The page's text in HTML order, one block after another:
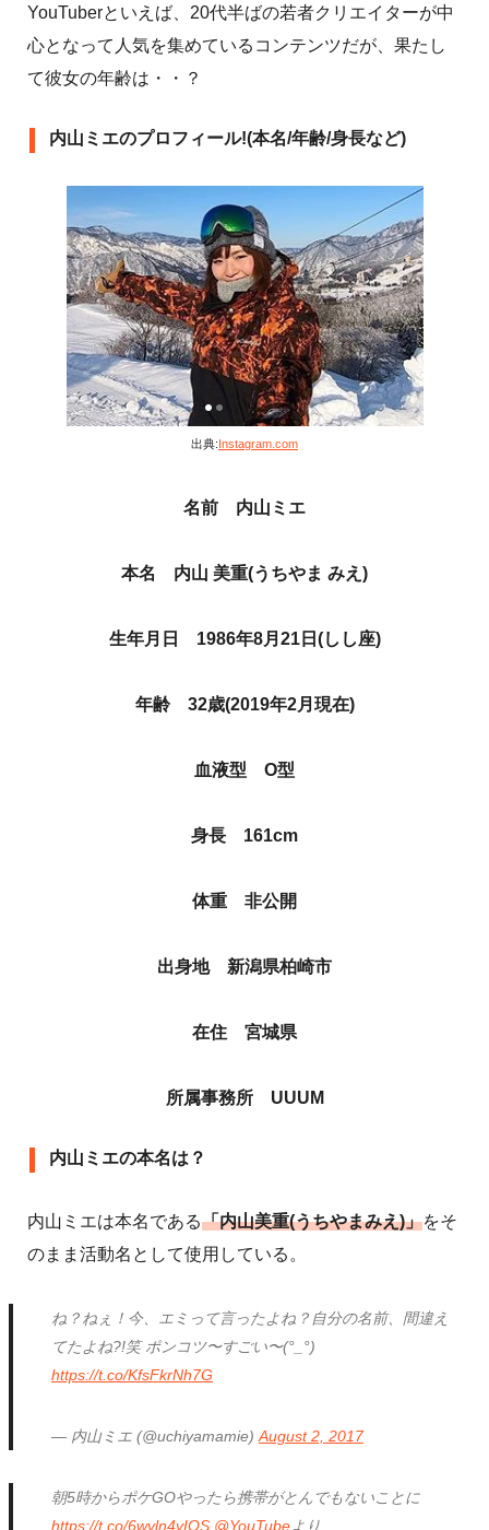
YouTuberといえば、20代半ばの若者クリエイターが中
心となって人気を集めているコンテンツだが、果たし
て彼女の年齢は・・？
内山ミエのプロフィール!(本名/年齢/身長など)
出典:Instagram.com
名前 内山ミエ
本名 内山 美重(うちやま みえ)
生年月日 1986年8月21日(しし座)
年齢 32歳(2019年2月現在)
血液型 O型
身長 161cm
体重 非公開
出身地 新潟県柏崎市
在住 宮城県
所属事務所 UUUM
内山ミエの本名は？
内山ミエは本名である「内山美重(うちやまみえ)」をそ
のまま活動名として使用している。
ね？ねぇ！今、エミって言ったよね？自分の名前、間違え
てたよね?!笑 ポンコツ〜すごい〜(°_°)
https://t.co/KfsFkrNh7G
— 内山ミエ (@uchiyamamie)August 2, 2017
朝5時からポケGOやったら携帯がとんでもないことに
https://t.co/6wvln4vIQS @YouTubeより